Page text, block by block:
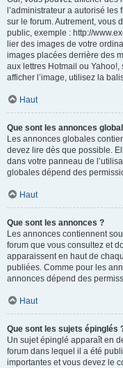
l’administrateur a autorisé
sur le forum. Autrement, vous
public, exemple : http://
lier des images de votre
images placées derrière des
aux lettres Hotmail ou
afficher l’image, utilisez la
Haut
Que sont les annonces
Les annonces globales
devez lire dès que possible.
dans votre panneau de
globales dépend des
Haut
Que sont les annonces ?
Les annonces contiennent
forum que vous consultez et
apparaissent en haut de
publiées. Comme pour les
annonces dépend des
Haut
Que sont les sujets épinglés
Un sujet épinglé apparaît en
forum dans lequel il a été
importantes et vous devez le